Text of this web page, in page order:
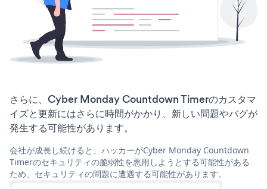
さらに、Cyber Monday Countdown Timerのカスタマ
イズと更新にはさらに時間がかかり、新しい問題やバグが
発生する可能性があります。
会社が成長し続けると、ハッカーがCyber Monday Countdown
Timerのセキュリティの脆弱性を悪用しようとする可能性がある
ため、セキュリティの問題に遭遇する可能性があります。